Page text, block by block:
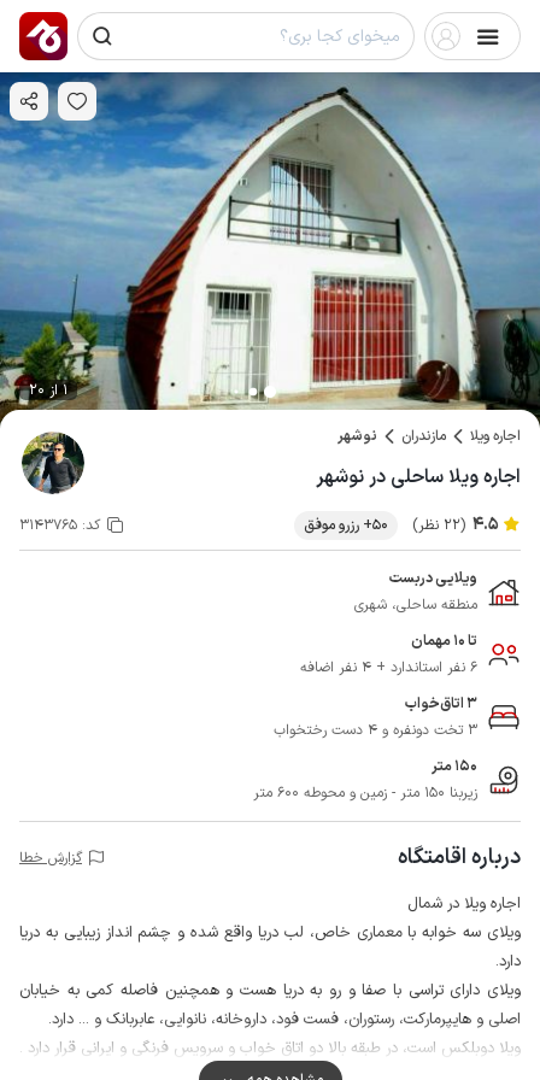
1 از 20
اجاره ویلا مازندران نوشهر
اجاره ویلا ساحلی در نوشهر
4.5 (22 نظر) 50+ رزرو موفق کد: 3143765
ویلایی دربست
منطقه ساحلی، شهری
تا 10 مهمان
6 نفر استاندارد + 4 نفر اضافه
3 اتاق‌خواب
3 تخت دونفره و 4 دست رختخواب
150 متر
زیربنا 150 متر - زمین و محوطه 600 متر
درباره اقامتگاه گزارش خطا
اجاره ویلا در شمال
ویلای سه خوابه با معماری خاص، لب دریا واقع شده و چشم انداز زیبایی به دریا
دارد.
ویلای دارای تراسی با صفا و رو به دریا هست و همچنین فاصله کمی به خیابان
اصلی و هایپرمارکت، رستوران، فست فود، داروخانه، نانوایی، عابربانک و ... دارد.
ویلا دوبلکس است، در طبقه بالا دو اتاق خواب و سرویس فرنگی و ایرانی قرار دارد .